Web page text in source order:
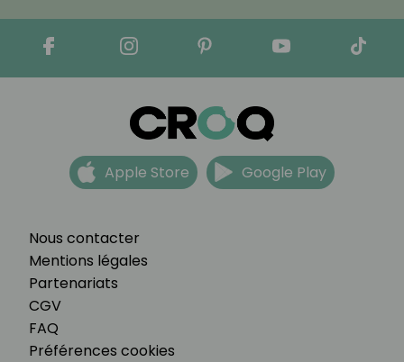
Nous contacter
Mentions légales
Partenariats
CGV
FAQ
Préférences cookies
Apple Store Google Play